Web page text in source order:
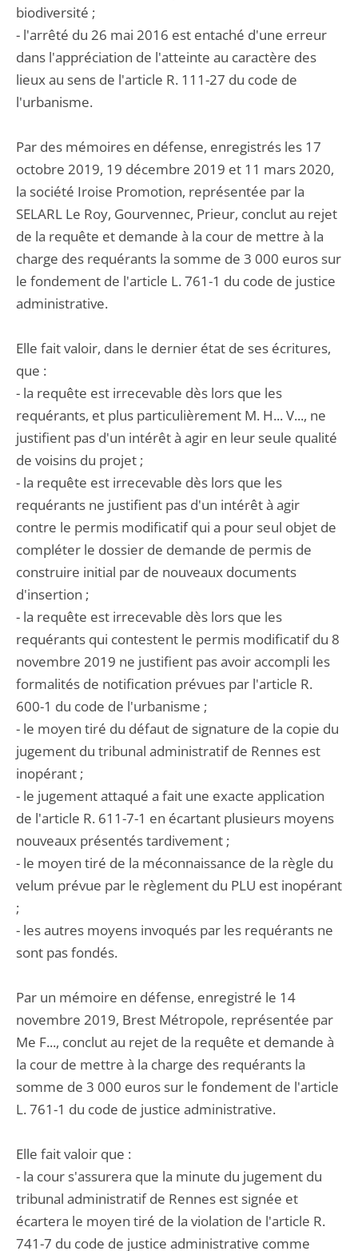
biodiversité ;
- l'arrêté du 26 mai 2016 est entaché d'une erreur
dans l'appréciation de l'atteinte au caractère des
lieux au sens de l'article R. 111-27 du code de
l'urbanisme.
Par des mémoires en défense, enregistrés les 17
octobre 2019, 19 décembre 2019 et 11 mars 2020,
la société Iroise Promotion, représentée par la
SELARL Le Roy, Gourvennec, Prieur, conclut au rejet
de la requête et demande à la cour de mettre à la
charge des requérants la somme de 3 000 euros sur
le fondement de l'article L. 761-1 du code de justice
administrative.
Elle fait valoir, dans le dernier état de ses écritures,
que :
- la requête est irrecevable dès lors que les
requérants, et plus particulièrement M. H... V..., ne
justifient pas d'un intérêt à agir en leur seule qualité
de voisins du projet ;
- la requête est irrecevable dès lors que les
requérants ne justifient pas d'un intérêt à agir
contre le permis modificatif qui a pour seul objet de
compléter le dossier de demande de permis de
construire initial par de nouveaux documents
d'insertion ;
- la requête est irrecevable dès lors que les
requérants qui contestent le permis modificatif du 8
novembre 2019 ne justifient pas avoir accompli les
formalités de notification prévues par l'article R.
600-1 du code de l'urbanisme ;
- le moyen tiré du défaut de signature de la copie du
jugement du tribunal administratif de Rennes est
inopérant ;
- le jugement attaqué a fait une exacte application
de l'article R. 611-7-1 en écartant plusieurs moyens
nouveaux présentés tardivement ;
- le moyen tiré de la méconnaissance de la règle du
velum prévue par le règlement du PLU est inopérant
;
- les autres moyens invoqués par les requérants ne
sont pas fondés.
Par un mémoire en défense, enregistré le 14
novembre 2019, Brest Métropole, représentée par
Me F..., conclut au rejet de la requête et demande à
la cour de mettre à la charge des requérants la
somme de 3 000 euros sur le fondement de l'article
L. 761-1 du code de justice administrative.
Elle fait valoir que :
- la cour s'assurera que la minute du jugement du
tribunal administratif de Rennes est signée et
écartera le moyen tiré de la violation de l'article R.
741-7 du code de justice administrative comme